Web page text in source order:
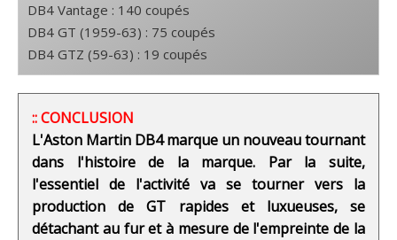
DB4 Vantage : 140 coupés
DB4 GT (1959-63) : 75 coupés
DB4 GTZ (59-63) : 19 coupés
:: CONCLUSION
L'Aston Martin DB4 marque un nouveau tournant
dans l'histoire de la marque. Par la suite,
l'essentiel de l'activité va se tourner vers la
production de GT rapides et luxueuses, se
détachant au fur et à mesure de l'empreinte de la